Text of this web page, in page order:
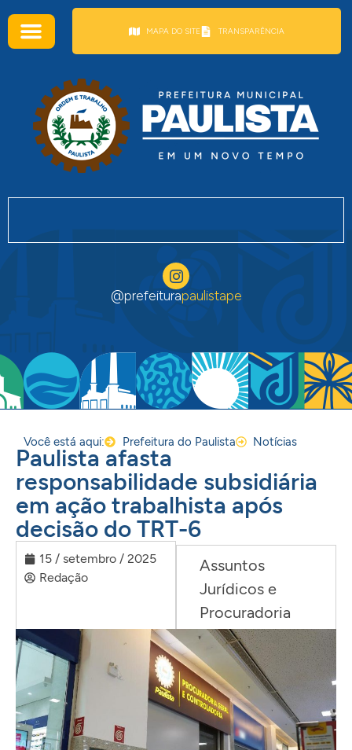
MAPA DO SITE TRANSPARÊNCIA
@prefeiturapaulistape
Você está aqui: Prefeitura do Paulista Notícias
Paulista afasta
responsabilidade subsidiária
em ação trabalhista após
decisão do TRT-6
15 / setembro / 2025
Redação
Assuntos
Jurídicos e
Procuradoria